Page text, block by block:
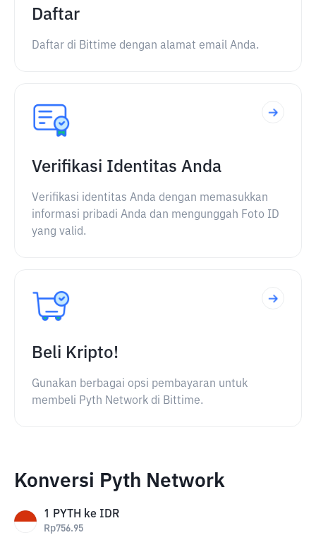
Daftar
Daftar di Bittime dengan alamat email Anda.
Verifikasi Identitas Anda
Verifikasi identitas Anda dengan memasukkan
informasi pribadi Anda dan mengunggah Foto ID
yang valid.
Beli Kripto!
Gunakan berbagai opsi pembayaran untuk
membeli Pyth Network di Bittime.
Konversi Pyth Network
1 PYTH ke IDR
Rp756.95